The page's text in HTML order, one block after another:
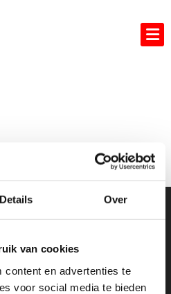
Details Over
van cookies
content en advertenties te
voor social media te bieden